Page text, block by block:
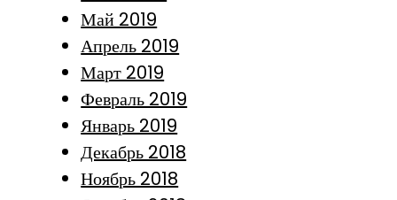
Май 2019
Апрель 2019
Март 2019
Февраль 2019
Январь 2019
Декабрь 2018
Ноябрь 2018